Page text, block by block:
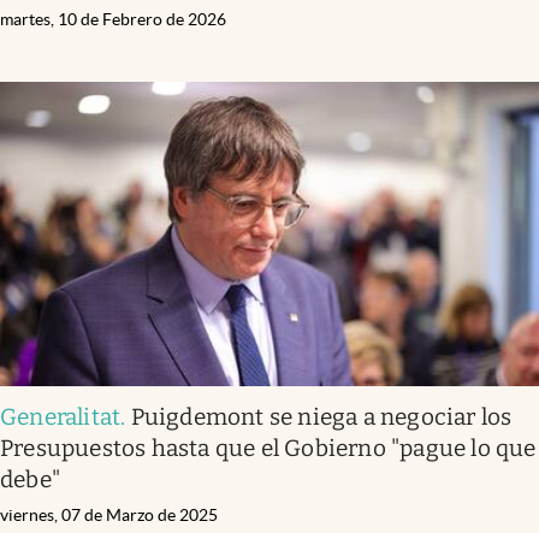
martes, 10 de Febrero de 2026
Generalitat. Puigdemont se niega a negociar los
Presupuestos hasta que el Gobierno "pague lo que
debe"
viernes, 07 de Marzo de 2025